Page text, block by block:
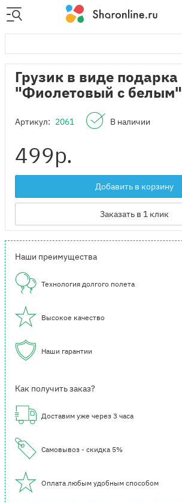
Грузик в виде подарка
"Фиолетовый с белым"
Артикул: 2061 В наличии
499р.
Добавить в корзину
Заказать в 1 клик
Наши преимущества
Технология долгого полета
Высокое качество
Наши гарантии
Как получить заказ?
Доставим уже через 3 часа
Самовывоз - скидка 5%
Оплата любым удобным способом